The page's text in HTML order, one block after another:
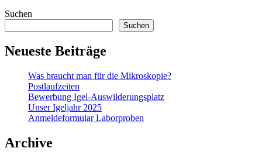
Suchen
Suchen
Neueste Beiträge
Was braucht man für die Mikroskopie?
Postlaufzeiten
Bewerbung Igel-Auswilderungsplatz
Unser Igeljahr 2025
Anmeldeformular Laborproben
Archive